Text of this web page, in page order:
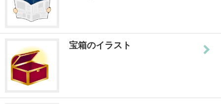
宝箱のイラスト